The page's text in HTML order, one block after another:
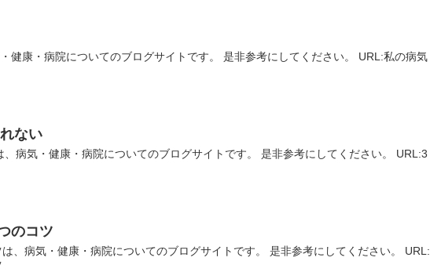
健康・病院についてのブログサイトです。 是非参考にしてください。 URL:私の病気
ない
病気・健康・病院についてのブログサイトです。 是非参考にしてください。 URL:3
のコツ
、病気・健康・病院についてのブログサイトです。 是非参考にしてください。 URL: